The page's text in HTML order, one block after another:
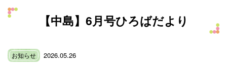
【中島】6月号ひろばだより
お知らせ 2026.05.26